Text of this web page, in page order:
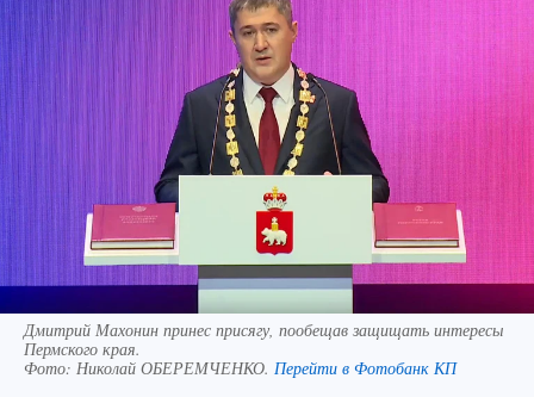
Дмитрий Махонин принес присягу, пообещав защищать интересы
Пермского края.
Фото: Николай ОБЕРЕМЧЕНКО. Перейти в Фотобанк КП